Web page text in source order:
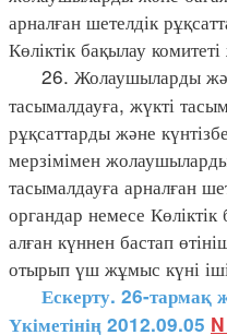
арналған шетелдік
Көліктік бақылау
26. Жолаушыларды
тасымалдауға, жүкті
рұқсаттарды және
мерзімімен
тасымалдауға арналған
органдар немесе Көліктік
алған күннен бастап
отырып үш жұмыс күні
Ескерту. 26-тармақ
Үкіметінің 2012.09.05